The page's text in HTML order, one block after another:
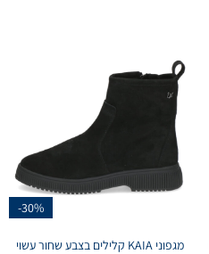
-30%
מגפוני KAIA קלילים בצבע שחור עשוי